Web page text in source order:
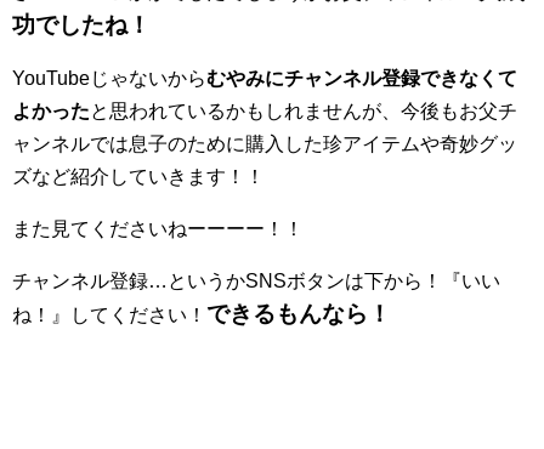
功でしたね！
YouTubeじゃないからむやみにチャンネル登録できなくて
よかったと思われているかもしれませんが、今後もお父チ
ャンネルでは息子のために購入した珍アイテムや奇妙グッ
ズなど紹介していきます！！
また見てくださいねーーーー！！
チャンネル登録…というかSNSボタンは下から！『いい
ね！』してください！ できるもんなら！